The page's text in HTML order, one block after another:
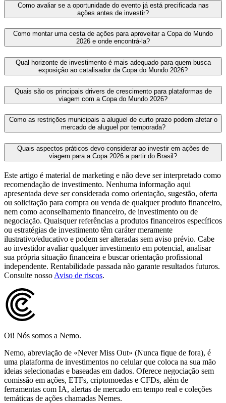
Como avaliar se a oportunidade do evento já está precificada nas
ações antes de investir?
Como montar uma cesta de ações para aproveitar a Copa do Mundo
2026 e onde encontrá‑la?
Qual horizonte de investimento é mais adequado para quem busca
exposição ao catalisador da Copa do Mundo 2026?
Quais são os principais drivers de crescimento para plataformas de
viagem com a Copa do Mundo 2026?
Como as restrições municipais a aluguel de curto prazo podem afetar o
mercado de aluguel por temporada?
Quais aspectos práticos devo considerar ao investir em ações de
viagem para a Copa 2026 a partir do Brasil?
Este artigo é material de marketing e não deve ser interpretado como
recomendação de investimento. Nenhuma informação aqui
apresentada deve ser considerada como orientação, sugestão, oferta
ou solicitação para compra ou venda de qualquer produto financeiro,
nem como aconselhamento financeiro, de investimento ou de
negociação. Quaisquer referências a produtos financeiros específicos
ou estratégias de investimento têm caráter meramente
ilustrativo/educativo e podem ser alteradas sem aviso prévio. Cabe
ao investidor avaliar qualquer investimento em potencial, analisar
sua própria situação financeira e buscar orientação profissional
independente. Rentabilidade passada não garante resultados futuros.
Consulte nosso Aviso de riscos.
Oi! Nós somos a Nemo.
Nemo, abreviação de «Never Miss Out» (Nunca fique de fora), é
uma plataforma de investimentos no celular que coloca na sua mão
ideias selecionadas e baseadas em dados. Oferece negociação sem
comissão em ações, ETFs, criptomoedas e CFDs, além de
ferramentas com IA, alertas de mercado em tempo real e coleções
temáticas de ações chamadas Nemes.